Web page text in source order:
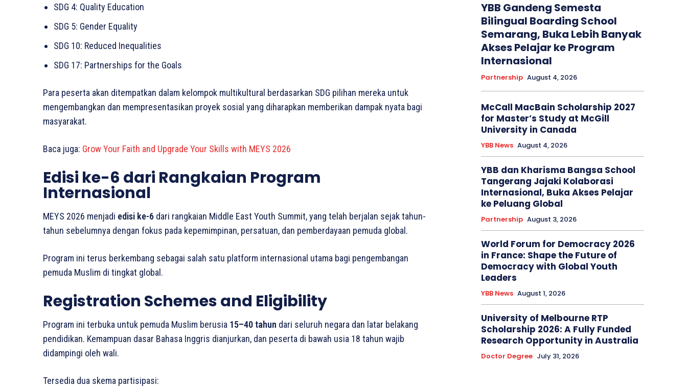
SDG 4: Quality Education
SDG 5: Gender Equality
SDG 10: Reduced Inequalities
SDG 17: Partnerships for the Goals
Para peserta akan ditempatkan dalam kelompok multikultural berdasarkan SDG pilihan mereka untuk
mengembangkan dan mempresentasikan proyek sosial yang diharapkan memberikan dampak nyata bagi
masyarakat.
Baca juga: Grow Your Faith and Upgrade Your Skills with MEYS 2026
Edisi ke-6 dari Rangkaian Program
Internasional
MEYS 2026 menjadi edisi ke-6 dari rangkaian Middle East Youth Summit, yang telah berjalan sejak tahun-
tahun sebelumnya dengan fokus pada kepemimpinan, persatuan, dan pemberdayaan pemuda global.
Program ini terus berkembang sebagai salah satu platform internasional utama bagi pengembangan
pemuda Muslim di tingkat global.
Registration Schemes and Eligibility
Program ini terbuka untuk pemuda Muslim berusia 15–40 tahun dari seluruh negara dan latar belakang
pendidikan. Kemampuan dasar Bahasa Inggris dianjurkan, dan peserta di bawah usia 18 tahun wajib
didampingi oleh wali.
Tersedia dua skema partisipasi:
YBB Gandeng Semesta
Bilingual Boarding School
Semarang, Buka Lebih Banyak
Akses Pelajar ke Program
Internasional
Partnership August 4, 2026
McCall MacBain Scholarship 2027
for Master’s Study at McGill
University in Canada
YBB News August 4, 2026
YBB dan Kharisma Bangsa School
Tangerang Jajaki Kolaborasi
Internasional, Buka Akses Pelajar
ke Peluang Global
Partnership August 3, 2026
World Forum for Democracy 2026
in France: Shape the Future of
Democracy with Global Youth
Leaders
YBB News August 1, 2026
University of Melbourne RTP
Scholarship 2026: A Fully Funded
Research Opportunity in Australia
Doctor Degree July 31, 2026